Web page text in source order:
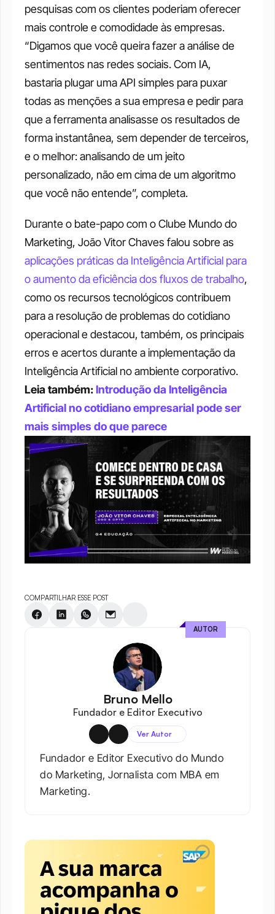
pesquisas com os clientes poderiam oferecer
mais controle e comodidade às empresas.
“Digamos que você queira fazer a análise de
sentimentos nas redes sociais. Com IA,
bastaria plugar uma API simples para puxar
todas as menções a sua empresa e pedir para
que a ferramenta analisasse os resultados de
forma instantânea, sem depender de terceiros,
e o melhor: analisando de um jeito
personalizado, não em cima de um algoritmo
que você não entende”, completa.
Durante o bate-papo com o Clube Mundo do
aplicações práticas da Inteligência Artificial para
o aumento da eficiência dos fluxos de trabalho,
como os recursos tecnológicos contribuem
para a resolução de problemas do cotidiano
operacional e destacou, também, os principais
erros e acertos durante a implementação da
Leia também: Introdução da Inteligência
Artificial no cotidiano empresarial pode ser
mais simples do que parece
COMPARTILHAR ESSE POST
Bruno Mello
Fundador e Editor Executivo
Ver Autor
Fundador e Editor Executivo do Mundo
do Marketing, Jornalista com MBA em
Marketing.
AUTOR